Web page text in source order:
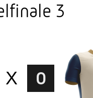
3
X 0